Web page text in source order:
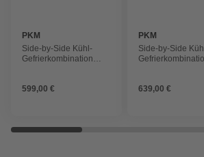
PKM
Side-by-Side Kühl-
Gefrierkombination
cm, freistehend
599,00 €
PKM
Side-by-Side
71,3 cm,
639,00 €